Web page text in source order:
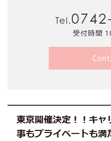
Tel.
受付時間
東京開催決定！！キャ
事もプライベートも満